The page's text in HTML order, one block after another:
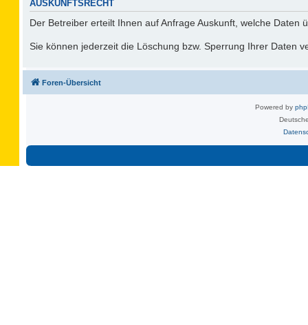
AUSKUNFTSRECHT
Der Betreiber erteilt Ihnen auf Anfrage Auskunft, welche Daten
Sie können jederzeit die Löschung bzw. Sperrung Ihrer Daten
Foren-Übersicht
Powered by